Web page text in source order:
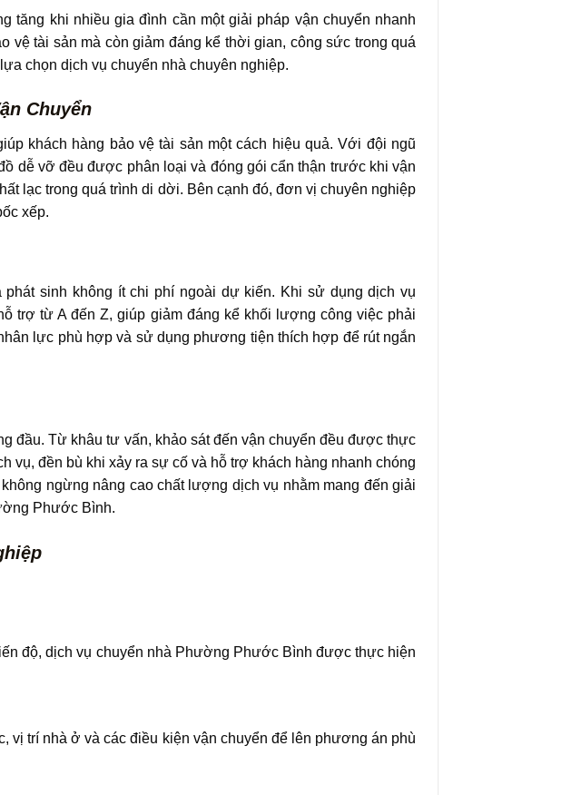
tăng khi nhiều gia đình cần một giải pháp vận chuyển nhanh
vệ tài sản mà còn giảm đáng kể thời gian, công sức trong quá
chọn dịch vụ chuyển nhà chuyên nghiệp.
Chuyển
khách hàng bảo vệ tài sản một cách hiệu quả. Với đội ngũ
dễ vỡ đều được phân loại và đóng gói cẩn thận trước khi vận
lạc trong quá trình di dời. Bên cạnh đó, đơn vị chuyên nghiệp
xếp.
sinh không ít chi phí ngoài dự kiến. Khi sử dụng dịch vụ
trợ từ A đến Z, giúp giảm đáng kể khối lượng công việc phải
lực phù hợp và sử dụng phương tiện thích hợp để rút ngắn
đầu. Từ khâu tư vấn, khảo sát đến vận chuyển đều được thực
vụ, đền bù khi xảy ra sự cố và hỗ trợ khách hàng nhanh chóng
ngừng nâng cao chất lượng dịch vụ nhằm mang đến giải
Phước Bình.
độ, dịch vụ chuyển nhà Phường Phước Bình được thực hiện
vị trí nhà ở và các điều kiện vận chuyển để lên phương án phù